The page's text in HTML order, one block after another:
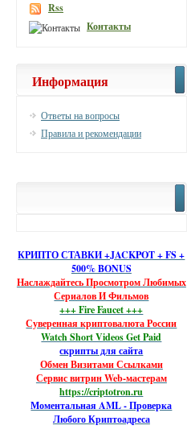
Rss
Контакты
Информация
Ответы на вопросы
Правила и рекомендации
КРИПТО СТАВКИ +JACKPOT + FS +
500% BONUS
Наслаждайтесь Просмотром Любимых
Сериалов И Фильмов
+++ Fire Faucet +++
Суверенная криптовалюта России
Watch Short Videos Get Paid
скрипты для сайта
Обмен Визитами Ссылками
Сервис витрин Web-мастерам
https://criptotron.ru
Моментальная AML - Проверка
Любого Криптоадреса